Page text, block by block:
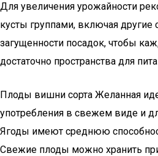
Для увеличения урожайности
кусты группами, включая другие
загущенности посадок, чтобы
достаточно пространства для
Плоды вишни сорта Желанная
употребления в свежем виде и
Ягоды имеют среднюю
Свежие плоды можно хранить